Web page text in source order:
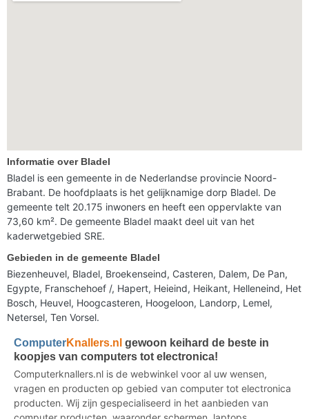
Informatie over Bladel
Bladel is een gemeente in de Nederlandse provincie Noord-
Brabant. De hoofdplaats is het gelijknamige dorp Bladel. De
gemeente telt 20.175 inwoners en heeft een oppervlakte van
73,60 km². De gemeente Bladel maakt deel uit van het
kaderwetgebied SRE.
Gebieden in de gemeente Bladel
Biezenheuvel, Bladel, Broekenseind, Casteren, Dalem, De Pan,
Egypte, Franschehoef /, Hapert, Heieind, Heikant, Helleneind, Het
Bosch, Heuvel, Hoogcasteren, Hoogeloon, Landorp, Lemel,
Netersel, Ten Vorsel.
ComputerKnallers.nl gewoon keihard de beste in
koopjes van computers tot electronica!
Computerknallers.nl is de webwinkel voor al uw wensen,
vragen en producten op gebied van computer tot electronica
producten. Wij zijn gespecialiseerd in het aanbieden van